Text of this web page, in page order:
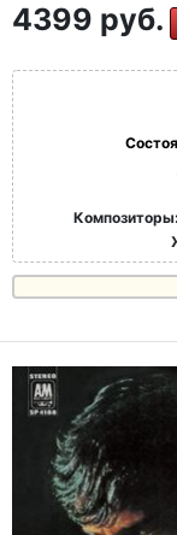
4399 руб.
Композиторы: